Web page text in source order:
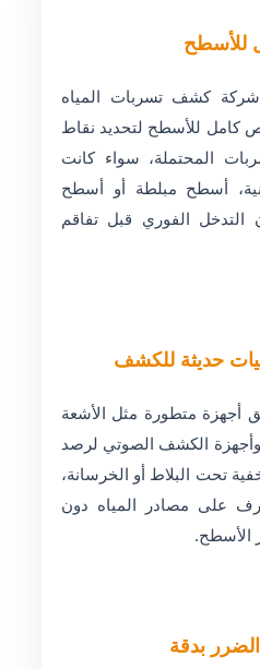
كشف تسربات المياه
للأسطح لتحديد نقاط
المحتملة، سواء كانت
أسطح مبلطة أو أسطح
التدخل الفوري قبل تفاقم
حديثة للكشف
أجهزة متطورة مثل الأشعة
الكشف الصوتي لرصد
تحت البلاط أو الخرسانة،
على مصادر المياه دون
بدقة